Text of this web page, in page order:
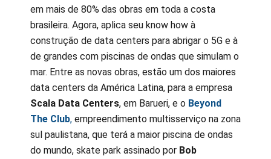
em mais de 80% das obras em toda a costa
brasileira. Agora, aplica seu know how à
construção de data centers para abrigar o 5G e à
de grandes com piscinas de ondas que simulam o
mar. Entre as novas obras, estão um dos maiores
data centers da América Latina, para a empresa
Scala Data Centers, em Barueri, e o Beyond
The Club, empreendimento multisserviço na zona
sul paulistana, que terá a maior piscina de ondas
do mundo, skate park assinado por Bob